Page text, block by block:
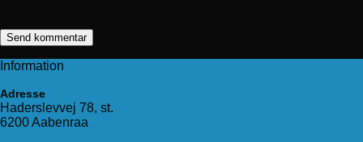
Information
Adresse
Haderslevvej 78, st.
6200 Aabenraa